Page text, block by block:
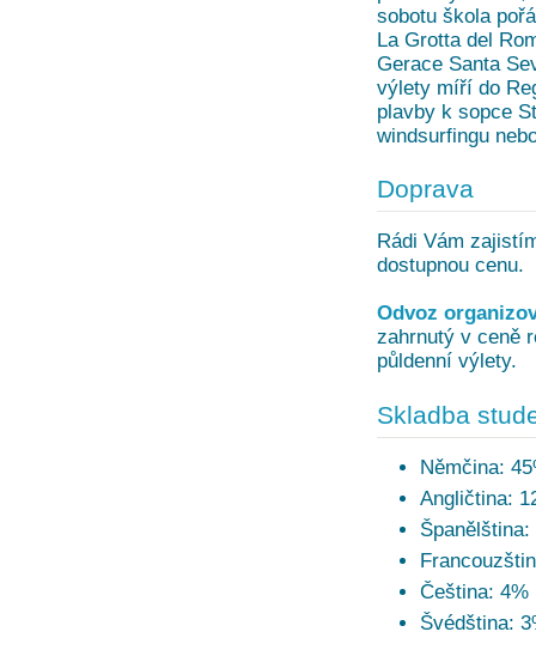
sobotu škola
La Grotta del
Gerace Santa
výlety míří do
plavby k sopce
windsurfingu
Doprava
Rádi Vám
dostupnou cenu.
Odvoz
zahrnutý v ceně
půldenní výlety.
Skladba
Němčina:
Angličtina:
Španělština:
Čeština: 4%
Švédština: